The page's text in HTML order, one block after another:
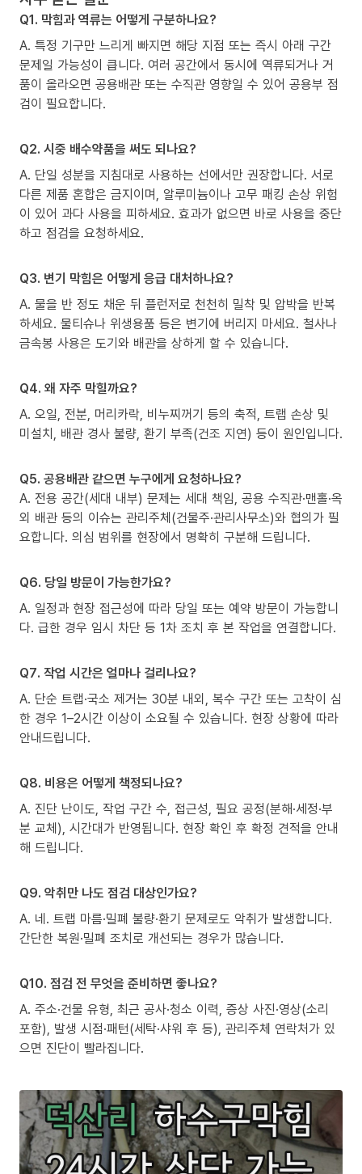
Q1. 막힘과 역류는 어떻게 구분하나요?
A. 특정 기구만 느리게 빠지면 해당 지점 또는 즉시 아래 구간
문제일 가능성이 큽니다. 여러 공간에서 동시에 역류되거나 거
품이 올라오면 공용배관 또는 수직관 영향일 수 있어 공용부 점
검이 필요합니다.
Q2. 시중 배수약품을 써도 되나요?
A. 단일 성분을 지침대로 사용하는 선에서만 권장합니다. 서로
다른 제품 혼합은 금지이며, 알루미늄이나 고무 패킹 손상 위험
이 있어 과다 사용을 피하세요. 효과가 없으면 바로 사용을 중단
하고 점검을 요청하세요.
Q3. 변기 막힘은 어떻게 응급 대처하나요?
A. 물을 반 정도 채운 뒤 플런저로 천천히 밀착 및 압박을 반복
하세요. 물티슈나 위생용품 등은 변기에 버리지 마세요. 철사나
금속봉 사용은 도기와 배관을 상하게 할 수 있습니다.
Q4. 왜 자주 막힐까요?
A. 오일, 전분, 머리카락, 비누찌꺼기 등의 축적, 트랩 손상 및
미설치, 배관 경사 불량, 환기 부족(건조 지연) 등이 원인입니다.
Q5. 공용배관 같으면 누구에게 요청하나요?
A. 전용 공간(세대 내부) 문제는 세대 책임, 공용 수직관·맨홀·옥
외 배관 등의 이슈는 관리주체(건물주·관리사무소)와 협의가 필
요합니다. 의심 범위를 현장에서 명확히 구분해 드립니다.
Q6. 당일 방문이 가능한가요?
A. 일정과 현장 접근성에 따라 당일 또는 예약 방문이 가능합니
다. 급한 경우 임시 차단 등 1차 조치 후 본 작업을 연결합니다.
Q7. 작업 시간은 얼마나 걸리나요?
A. 단순 트랩·국소 제거는 30분 내외, 복수 구간 또는 고착이 심
한 경우 1–2시간 이상이 소요될 수 있습니다. 현장 상황에 따라
안내드립니다.
Q8. 비용은 어떻게 책정되나요?
A. 진단 난이도, 작업 구간 수, 접근성, 필요 공정(분해·세정·부
분 교체), 시간대가 반영됩니다. 현장 확인 후 확정 견적을 안내
해 드립니다.
Q9. 악취만 나도 점검 대상인가요?
A. 네. 트랩 마름·밀폐 불량·환기 문제로도 악취가 발생합니다.
간단한 복원·밀폐 조치로 개선되는 경우가 많습니다.
Q10. 점검 전 무엇을 준비하면 좋나요?
A. 주소·건물 유형, 최근 공사·청소 이력, 증상 사진·영상(소리
포함), 발생 시점·패턴(세탁·샤워 후 등), 관리주체 연락처가 있
으면 진단이 빨라집니다.